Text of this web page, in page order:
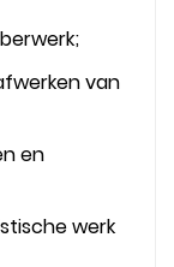
van
en
werk